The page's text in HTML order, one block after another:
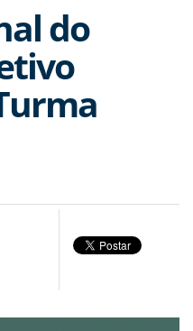
do